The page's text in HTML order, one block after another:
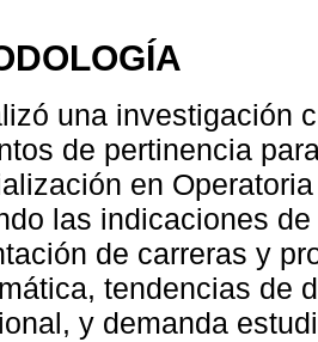
una investigación
de pertinencia
en
las indicaciones
de carreras y
tendencias de
y demanda